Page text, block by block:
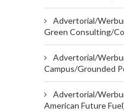
Advertorial/
Green Consulting/
Advertorial/
Campus/Grounded
Advertorial/
American Future